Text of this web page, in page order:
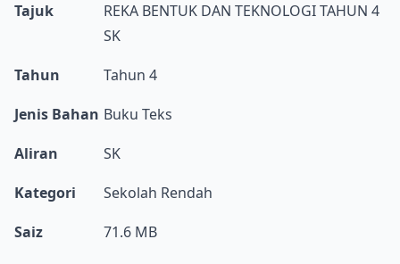
Tajuk
REKA BENTUK DAN TEKNOLOGI TAHUN 4
SK
Tahun
Tahun 4
Jenis Bahan Buku Teks
Aliran
SK
Kategori
Sekolah Rendah
Saiz
71.6 MB